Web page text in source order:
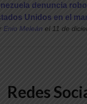
denuncia
Unidos en el
Enio Meleán el 11 de
Redes